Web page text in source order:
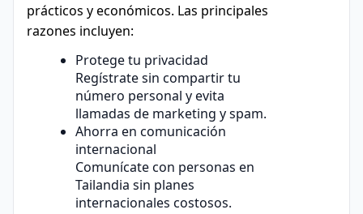
prácticos y económicos. Las principales
razones incluyen:
Protege tu privacidad
Regístrate sin compartir tu
número personal y evita
llamadas de marketing y spam.
Ahorra en comunicación
internacional
Comunícate con personas en
Tailandia sin planes
internacionales costosos.